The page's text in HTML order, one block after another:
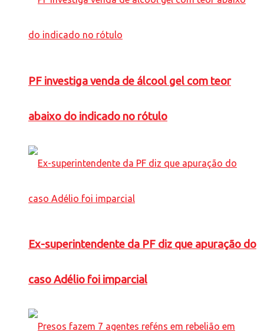
PF investiga venda de álcool gel com teor
abaixo do indicado no rótulo
Ex-superintendente da PF diz que apuração do
caso Adélio foi imparcial